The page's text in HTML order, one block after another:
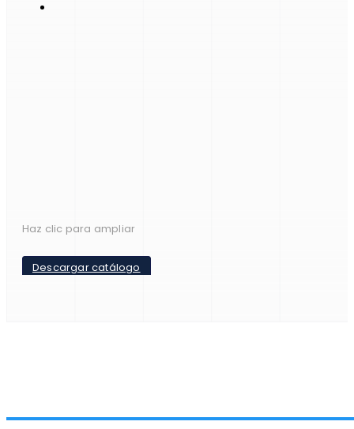
Haz clic para ampliar
Descargar catálogo